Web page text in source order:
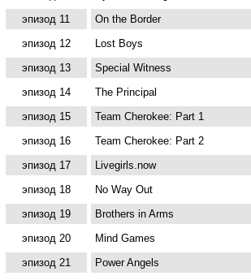
эпизод 11
On the Border
эпизод 12
Lost Boys
эпизод 13
Special Witness
эпизод 14
The Principal
эпизод 15
Team Cherokee: Part 1
эпизод 16
Team Cherokee: Part 2
эпизод 17
Livegirls.now
эпизод 18
No Way Out
эпизод 19
Brothers in Arms
эпизод 20
Mind Games
эпизод 21
Power Angels